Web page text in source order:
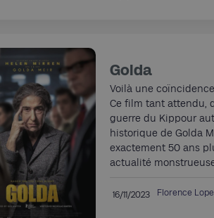
Golda
Voilà une
Ce film tant attendu,
guerre du Kippour
historique de Golda
exactement 50 ans
actualité
16/11/2023 Florence